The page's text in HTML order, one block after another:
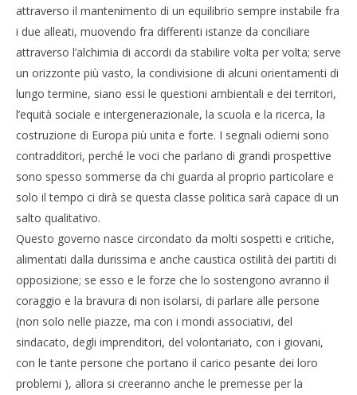
attraverso il mantenimento di un equilibrio sempre instabile fra
i due alleati, muovendo fra differenti istanze da conciliare
attraverso l’alchimia di accordi da stabilire volta per volta; serve
un orizzonte più vasto, la condivisione di alcuni orientamenti di
lungo termine, siano essi le questioni ambientali e dei territori,
l’equità sociale e intergenerazionale, la scuola e la ricerca, la
costruzione di Europa più unita e forte. I segnali odierni sono
contradditori, perché le voci che parlano di grandi prospettive
sono spesso sommerse da chi guarda al proprio particolare e
solo il tempo ci dirà se questa classe politica sarà capace di un
salto qualitativo.
Questo governo nasce circondato da molti sospetti e critiche,
alimentati dalla durissima e anche caustica ostilità dei partiti di
opposizione; se esso e le forze che lo sostengono avranno il
coraggio e la bravura di non isolarsi, di parlare alle persone
(non solo nelle piazze, ma con i mondi associativi, del
sindacato, degli imprenditori, del volontariato, con i giovani,
con le tante persone che portano il carico pesante dei loro
problemi ), allora si creeranno anche le premesse per la